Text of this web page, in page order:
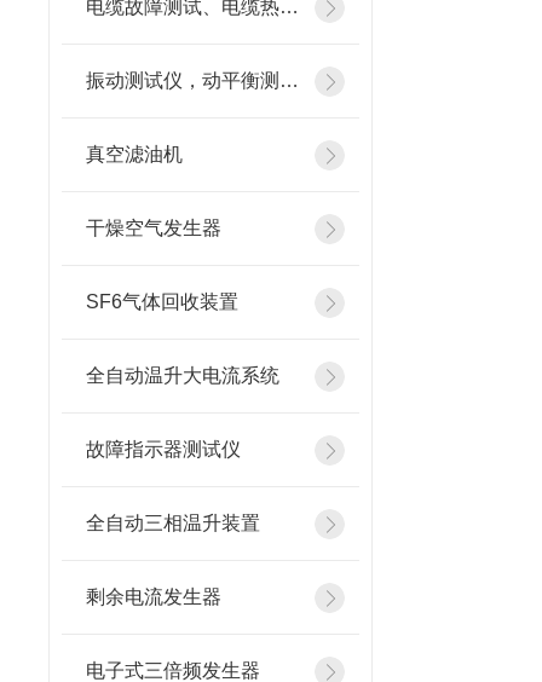
电缆故障测试、电缆热补机
振动测试仪，动平衡测试仪
真空滤油机
干燥空气发生器
SF6气体回收装置
全自动温升大电流系统
故障指示器测试仪
全自动三相温升装置
剩余电流发生器
电子式三倍频发生器